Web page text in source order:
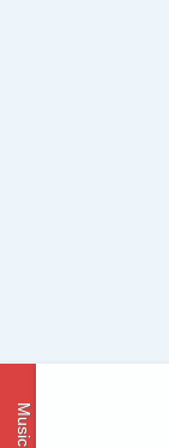
Music